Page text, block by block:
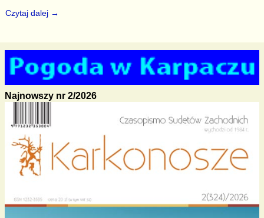
Czytaj dalej →
Najnowszy nr 2/2026